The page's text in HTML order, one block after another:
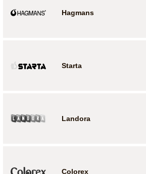
Hagmans
Starta
Landora
Colorex